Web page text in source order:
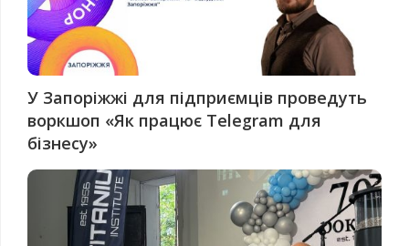
У Запоріжжі для підприємців проведуть
воркшоп «Як працює Telegram для
бізнесу»